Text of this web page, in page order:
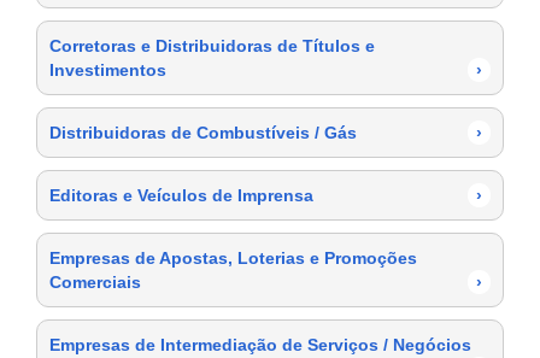
Corretoras e Distribuidoras de Títulos e
Investimentos
›
Distribuidoras de Combustíveis / Gás ›
Editoras e Veículos de Imprensa ›
Empresas de Apostas, Loterias e Promoções
Comerciais
›
Empresas de Intermediação de Serviços / Negócios